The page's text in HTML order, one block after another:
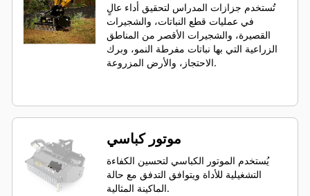
تُستخدم جزازات المدراس لتحقيق أداء عالٍ
في عمليات قطع النباتات، والشجيرات
القصيرة، والشجيرات الأقصر من المناطق
الزراعية التي بها نباتات مفرطة النمو، وبرك
الاحتجاز، والأرض المزروعة.
موتور كباسي
يُستخدم الموتور الكباسي لتحسين الكفاءة
التشغيلية للأداة ويتوافق التدفق مع حالة
الماكينة المثالية.